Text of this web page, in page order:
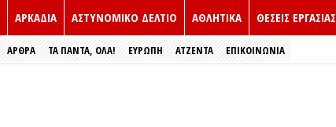
ΑΡΚΑΔΙΑ ΑΣΤΥΝΟΜΙΚΟ ΔΕΛΤΙΟ ΑΘΛΗΤΙΚΑ ΘΕΣΕΙΣ ΕΡΓΑΣΙΑΣ
ΑΡΘΡΑ ΤΑ ΠΑΝΤΑ, ΟΛΑ! ΕΥΡΏΠΗ ΑΤΖΕΝΤΑ ΕΠΙΚΟΙΝΩΝΙΑ